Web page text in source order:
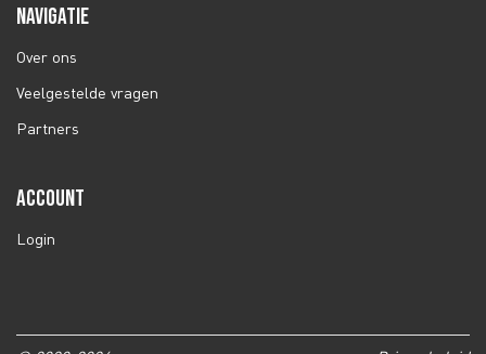
NAVIGATIE
Over ons
Veelgestelde vragen
Partners
ACCOUNT
Login